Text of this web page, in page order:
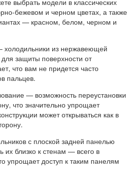
выбрать модели в классических
бежевом и черном цветах, а также
— красном, белом, черном и
из нержавеющей
защиты поверхности от
что вам не придется часто
пальцев.
— возможность переустановки
что значительно упрощает
может открываться как в
с плоской задней панелью
их близко к стенам — всего в
упрощает доступ к таким панелям